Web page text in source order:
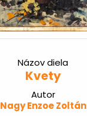
Názov diela
Kvety
Autor
Nagy Enzoe Zoltán